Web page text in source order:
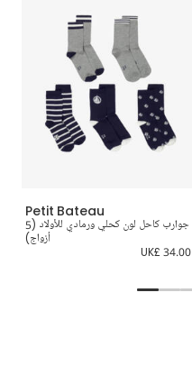
Petit Bateau
جوارب كاحل لون كحلي ورمادي للأولاد (5
أزواج)
UK£ 34.00